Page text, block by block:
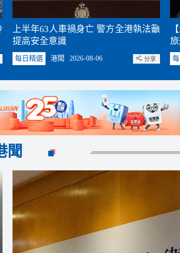
上半年63人車禍身亡 警方全港執法籲
提高安全意識
每日精選 港聞 2026-08-06 分享
聞